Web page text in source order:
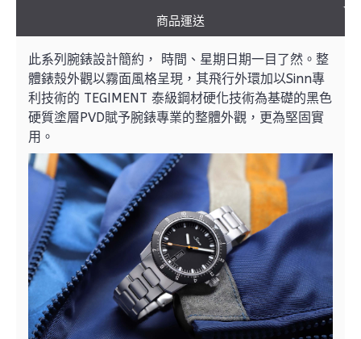
商品運送
此系列腕錶設計簡約， 時間、星期日期一目了然。整
體錶殼外觀以霧面風格呈現，其飛行外環加以Sinn專
利技術的 TEGIMENT 泰級鋼材硬化技術為基礎的黑色
硬質塗層PVD賦予腕錶專業的整體外觀，更為堅固實
用。